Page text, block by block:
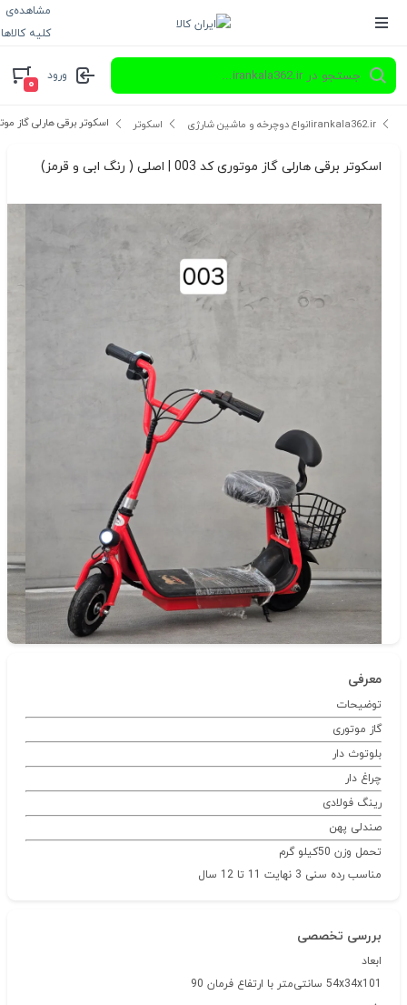
مشاهده‌ی
کلیه کالاها
ورود
۰
irankala362.irانواع دوچرخه و ماشین شارژی اسکوتر اسکوتر برقی هارلی گاز موتوری کد 003 | اصلی (
اسکوتر برقی هارلی گاز موتوری کد 003 | اصلی ( رنگ ابی و قرمز)
دسته‌بندی اسکوتر
شناسه‌ی کالا: 12273
معرفی
توضیحات
گاز موتوری
بلوتوث دار
چراغ دار
رینگ فولادی
صندلی پهن
تحمل وزن 50کیلو گرم
مناسب رده سنی 3 نهایت 11 تا 12 سال
بررسی تخصصی
ابعاد
54x34x101 سانتی‌متر با ارتفاع فرمان 90